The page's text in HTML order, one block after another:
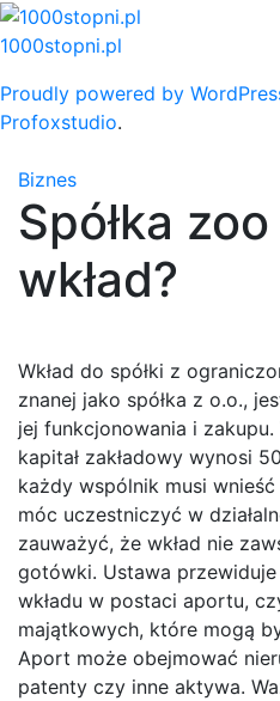
Skip
to
1000stopni.pl
Proudly powered by
Profoxstudio.
Biznes
Spółka
wkład?
Wkład do spółki z
znanej jako spółka z o.o.,
jej funkcjonowania i
kapitał zakładowy wynosi
każdy wspólnik musi
móc uczestniczyć w
zauważyć, że wkład nie
gotówki. Ustawa
wkładu w postaci aportu,
majątkowych, które mogą
Aport może obejmować
patenty czy inne aktywa.